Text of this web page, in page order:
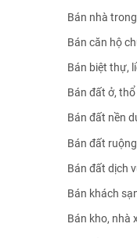
Bán nhà
Bán căn hộ
Bán biệt thự,
Bán đất ở,
Bán đất nền
Bán đất
Bán đất dịch
Bán khách
Bán kho, nhà